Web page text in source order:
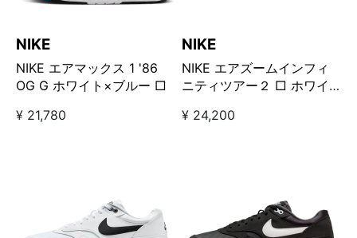
NIKE
NIKE エアマックス 1 '86
OG G ホワイト×ブルー □
¥ 21,780
NIKE
NIKE エアズームインフィ
ニティツアー２ □ ホワイ
¥ 24,200